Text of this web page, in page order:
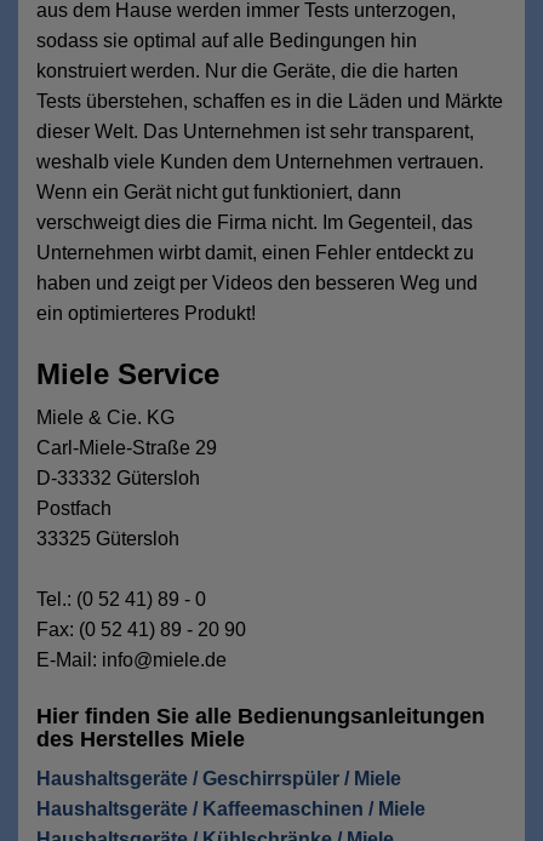
aus dem Hause werden immer Tests unterzogen,
sodass sie optimal auf alle Bedingungen hin
konstruiert werden. Nur die Geräte, die die harten
Tests überstehen, schaffen es in die Läden und Märkte
dieser Welt. Das Unternehmen ist sehr transparent,
weshalb viele Kunden dem Unternehmen vertrauen.
Wenn ein Gerät nicht gut funktioniert, dann
verschweigt dies die Firma nicht. Im Gegenteil, das
Unternehmen wirbt damit, einen Fehler entdeckt zu
haben und zeigt per Videos den besseren Weg und
ein optimierteres Produkt!
Miele Service
Miele & Cie. KG
Carl-Miele-Straße 29
D-33332 Gütersloh
Postfach
33325 Gütersloh
Tel.: (0 52 41) 89 - 0
Fax: (0 52 41) 89 - 20 90
E-Mail: info@miele.de
Hier finden Sie alle Bedienungsanleitungen
des Herstelles Miele
Haushaltsgeräte / Geschirrspüler / Miele
Haushaltsgeräte / Kaffeemaschinen / Miele